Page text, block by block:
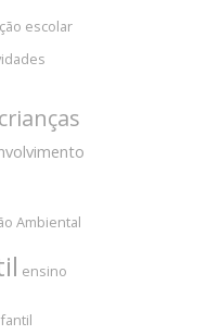
escolar
crianças
Ambiental
ensino